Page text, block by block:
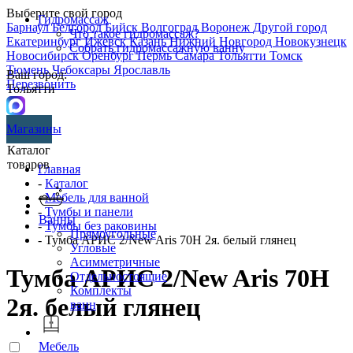
Выберите свой город
БарнаулБелгородБийск ВолгоградВоронеж Другой город
ЕкатеринбургИжевскКазаньНижний Новгород Новокузнецк
НовосибирскОренбургПермьСамараТольятти Томск
ТюменьЧебоксары Ярославль
Перезвонить
Гидромассаж
Что такое гидромассаж?
Собрать гидромассажную ванну
Ваш город:
Тольятти
Магазины
Каталог
товаров
Ванны
Прямоугольные
Угловые
Асимметричные
Отдельностоящие
Комплекты
ванн
Мебель
Главная
- Каталог
-Мебель для ванной
- Тумбы и панели
-Тумбы без раковины
- Тумба АРИС 2/New Aris 70Н 2я. белый глянец
Тумба АРИС 2/New Aris 70Н
2я. белый глянец